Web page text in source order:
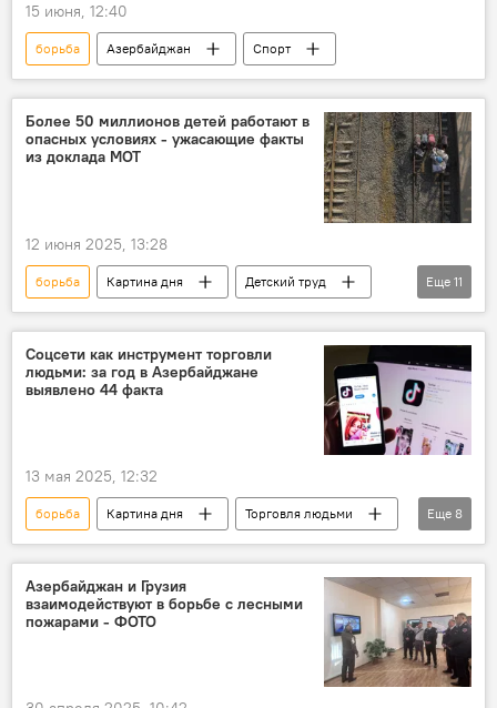
15 июня, 12:40
борьба Азербайджан Спорт
Более 50 миллионов детей работают в
опасных условиях - ужасающие факты
из доклада МОТ
12 июня 2025, 13:28
борьба Картина дня
Детский труд
Азербайджан
ООН
ЮНИСЕФ
Государственный комитет по проблемам семьи, женщин и детей
Еще 11
Соцсети как инструмент торговли
людьми: за год в Азербайджане
выявлено 44 факта
13 мая 2025, 12:32
борьба Картина дня
Торговля людьми
Милли Меджлис
Азербайджан
Факты
Уголовное дело
социальные сети
TikTok
WhatsApp
Еще 8
Азербайджан и Грузия
взаимодействуют в борьбе с лесными
пожарами - ФОТО